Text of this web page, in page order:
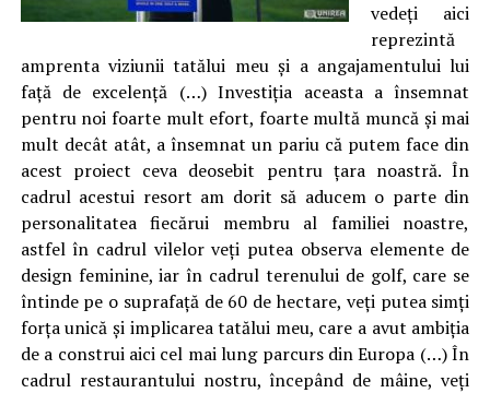
vedeți aici
reprezintă
amprenta viziunii tatălui meu și a angajamentului lui
față de excelență (…) Investiția aceasta a însemnat
pentru noi foarte mult efort, foarte multă muncă și mai
mult decât atât, a însemnat un pariu că putem face din
acest proiect ceva deosebit pentru țara noastră. În
cadrul acestui resort am dorit să aducem o parte din
personalitatea fiecărui membru al familiei noastre,
astfel în cadrul vilelor veți putea observa elemente de
design feminine, iar în cadrul terenului de golf, care se
întinde pe o suprafață de 60 de hectare, veți putea simți
forța unică și implicarea tatălui meu, care a avut ambiția
de a construi aici cel mai lung parcurs din Europa (…) În
cadrul restaurantului nostru, începând de mâine, veți